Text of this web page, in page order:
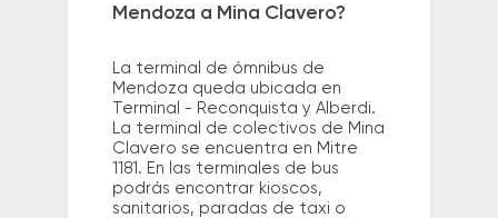
Mendoza a Mina Clavero?
La terminal de ómnibus de
Mendoza queda ubicada en
Terminal - Reconquista y Alberdi.
La terminal de colectivos de Mina
Clavero se encuentra en Mitre
1181. En las terminales de bus
podrás encontrar kioscos,
sanitarios, paradas de taxi o